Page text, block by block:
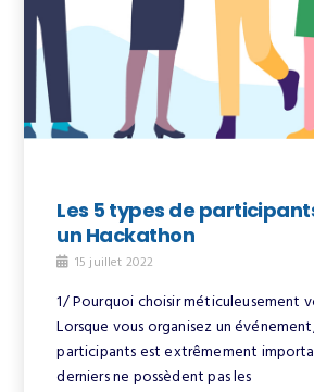
Les 5 types de
un Hackathon
15 juillet 2022
1/ Pourquoi choisir méticuleusement
Lorsque vous organisez un
participants est extrêmement
derniers ne possèdent pas les